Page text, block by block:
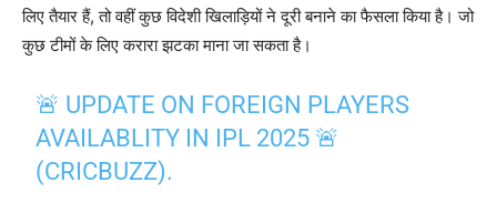
लिए तैयार हैं, तो वहीं कुछ विदेशी खिलाड़ियों ने दूरी बनाने का फैसला किया है। जो
कुछ टीमों के लिए करारा झटका माना जा सकता है।
🚨 UPDATE ON FOREIGN PLAYERS
AVAILABLITY IN IPL 2025 🚨
(CRICBUZZ).